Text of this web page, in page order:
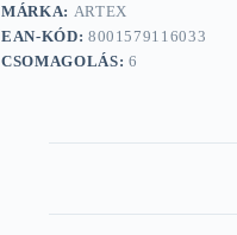
MÁRKA: ARTEX
EAN-KÓD: 8001579116033
CSOMAGOLÁS: 6